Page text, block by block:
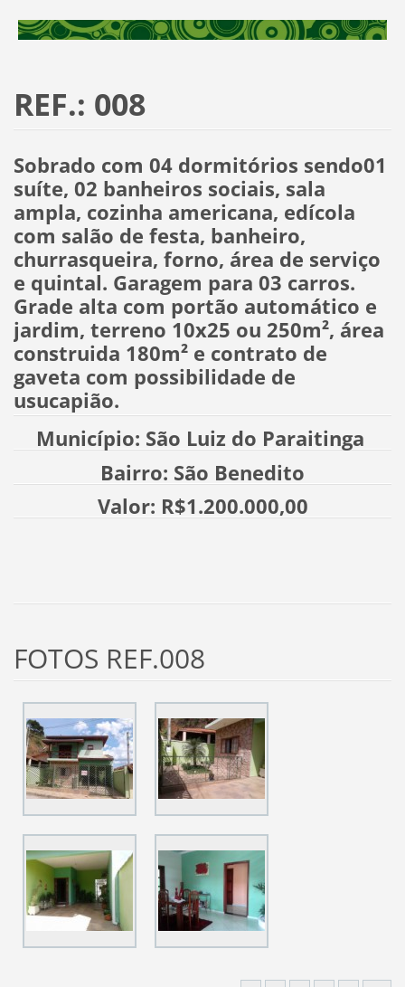
REF.: 008
Sobrado com 04 dormitórios sendo01
suíte, 02 banheiros sociais, sala
ampla, cozinha americana, edícola
com salão de festa, banheiro,
churrasqueira, forno, área de serviço
e quintal. Garagem para 03 carros.
Grade alta com portão automático e
jardim, terreno 10x25 ou 250m², área
construida 180m² e contrato de
gaveta com possibilidade de
usucapião.
Município: São Luiz do Paraitinga
Bairro: São Benedito
Valor: R$1.200.000,00
FOTOS REF.008